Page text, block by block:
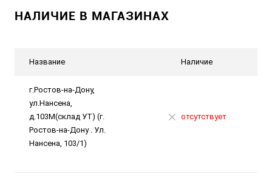
НАЛИЧИЕ В МАГАЗИНАХ
Название Наличие
г.Ростов-на-Дону,
ул.Нансена,
д.103М(склад УТ) (г.
Ростов-на-Дону . Ул.
Нансена, 103/1)
отсутствует